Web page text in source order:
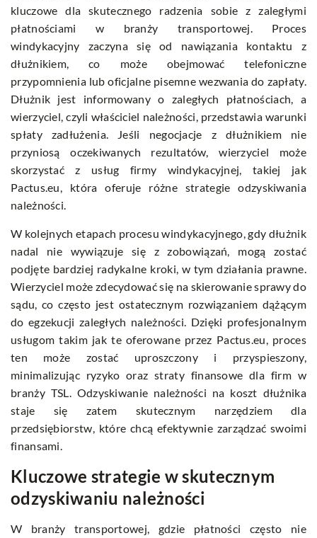
kluczowe dla skutecznego radzenia sobie z zaległymi
płatnościami w branży transportowej. Proces
windykacyjny zaczyna się od nawiązania kontaktu z
dłużnikiem, co może obejmować telefoniczne
przypomnienia lub oficjalne pisemne wezwania do zapłaty.
Dłużnik jest informowany o zaległych płatnościach, a
wierzyciel, czyli właściciel należności, przedstawia warunki
spłaty zadłużenia. Jeśli negocjacje z dłużnikiem nie
przyniosą oczekiwanych rezultatów, wierzyciel może
skorzystać z usług firmy windykacyjnej, takiej jak
Pactus.eu , która oferuje różne strategie odzyskiwania
należności.
W kolejnych etapach procesu windykacyjnego, gdy dłużnik
nadal nie wywiązuje się z zobowiązań, mogą zostać
podjęte bardziej radykalne kroki, w tym działania prawne.
Wierzyciel może zdecydować się na skierowanie sprawy do
sądu, co często jest ostatecznym rozwiązaniem dążącym
do egzekucji zaległych należności. Dzięki profesjonalnym
usługom takim jak te oferowane przez Pactus.eu, proces
ten może zostać uproszczony i przyspieszony,
minimalizując ryzyko oraz straty finansowe dla firm w
branży TSL. Odzyskiwanie należności na koszt dłużnika
staje się zatem skutecznym narzędziem dla
przedsiębiorstw, które chcą efektywnie zarządzać swoimi
finansami.
Kluczowe strategie w skutecznym
odzyskiwaniu należności
W branży transportowej, gdzie płatności często nie